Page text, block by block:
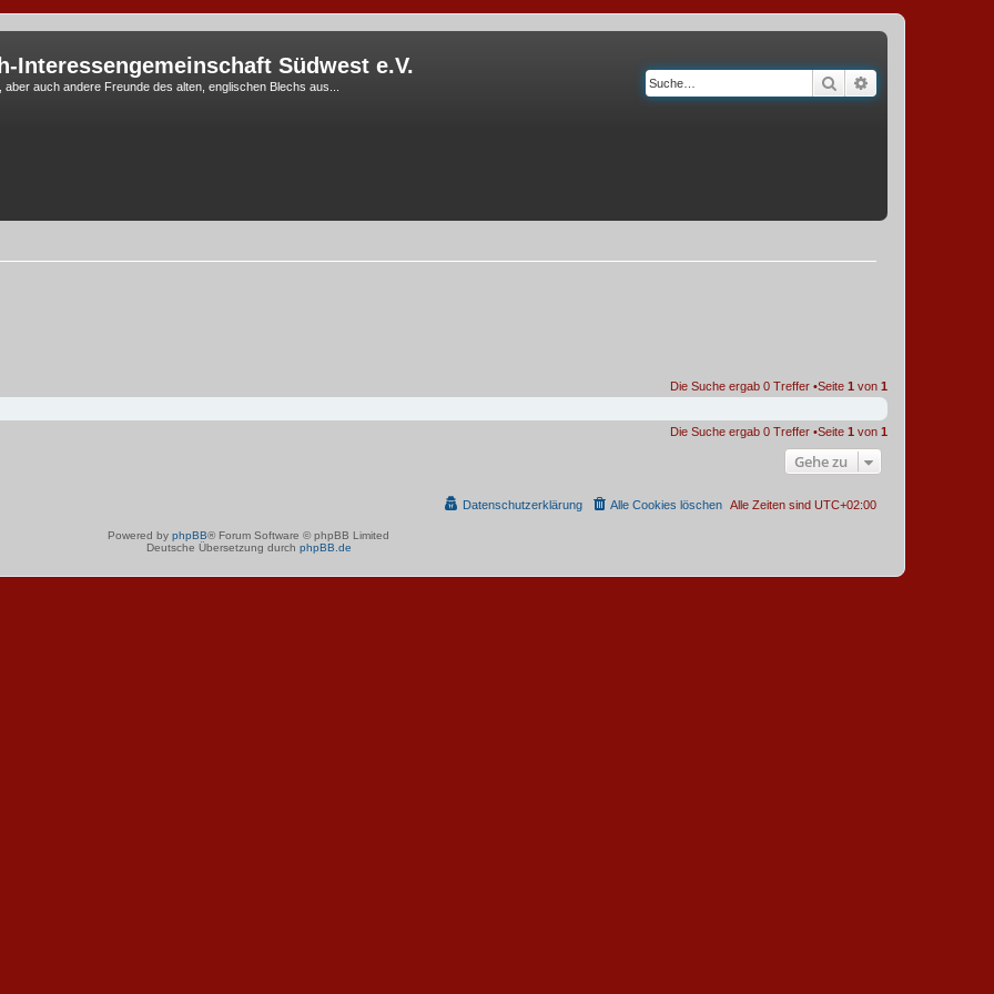
Interessengemeinschaft Südwest e.V.
auch andere Freunde des alten, englischen Blechs aus... Suche
Die Suche ergab 0 Treffer •Seite 1 von 1
Die Suche ergab 0 Treffer •Seite 1 von 1
Gehe zu
Alle Zeiten sind UTC+02:00
Alle Cookies löschen
Datenschutzerklärung
Powered by phpBB® Forum Software © phpBB Limited
Deutsche Übersetzung durch phpBB.de